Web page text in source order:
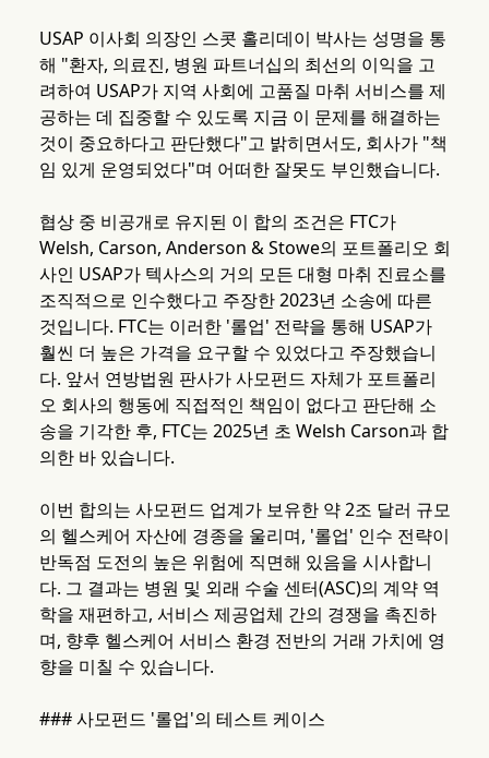
USAP 이사회 의장인 스콧 홀리데이 박사는 성명을 통
해 "환자, 의료진, 병원 파트너십의 최선의 이익을 고
려하여 USAP가 지역 사회에 고품질 마취 서비스를 제
공하는 데 집중할 수 있도록 지금 이 문제를 해결하는
것이 중요하다고 판단했다"고 밝히면서도, 회사가 "책
임 있게 운영되었다"며 어떠한 잘못도 부인했습니다.
협상 중 비공개로 유지된 이 합의 조건은 FTC가
Welsh, Carson, Anderson & Stowe의 포트폴리오 회
사인 USAP가 텍사스의 거의 모든 대형 마취 진료소를
조직적으로 인수했다고 주장한 2023년 소송에 따른
것입니다. FTC는 이러한 '롤업' 전략을 통해 USAP가
훨씬 더 높은 가격을 요구할 수 있었다고 주장했습니
다. 앞서 연방법원 판사가 사모펀드 자체가 포트폴리
오 회사의 행동에 직접적인 책임이 없다고 판단해 소
송을 기각한 후, FTC는 2025년 초 Welsh Carson과 합
의한 바 있습니다.
이번 합의는 사모펀드 업계가 보유한 약 2조 달러 규모
의 헬스케어 자산에 경종을 울리며, '롤업' 인수 전략이
반독점 도전의 높은 위험에 직면해 있음을 시사합니
다. 그 결과는 병원 및 외래 수술 센터(ASC)의 계약 역
학을 재편하고, 서비스 제공업체 간의 경쟁을 촉진하
며, 향후 헬스케어 서비스 환경 전반의 거래 가치에 영
향을 미칠 수 있습니다.
### 사모펀드 '롤업'의 테스트 케이스